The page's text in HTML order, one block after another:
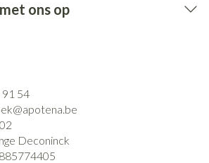
ons op
54
apotena.be
Deconinck